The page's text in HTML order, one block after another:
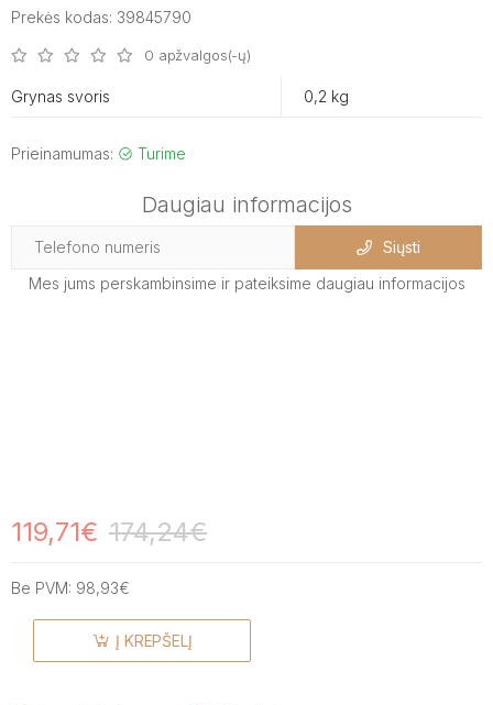
Prekės kodas: 39845790
0 apžvalgos(-ų)
Grynas svoris 0,2 kg
Prieinamumas: Turime
Daugiau informacijos
Siųsti
Mes jums perskambinsime ir pateiksime daugiau informacijos
119,71€ 174,24€
Be PVM: 98,93€
Į KREPŠELĮ